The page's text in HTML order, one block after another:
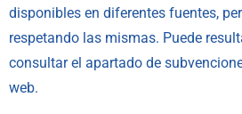
disponibles en diferentes fuentes,
respetando las mismas. Puede
consultar el apartado de
web.